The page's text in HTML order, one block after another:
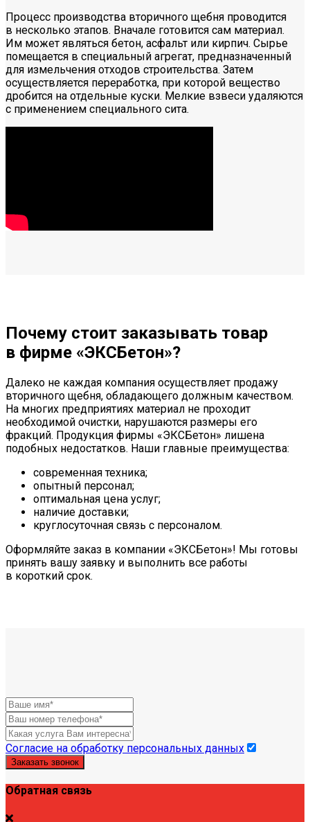
Процесс производства вторичного щебня проводится
в несколько этапов. Вначале готовится сам материал.
Им может являться бетон, асфальт или кирпич. Сырье
помещается в специальный агрегат, предназначенный
для измельчения отходов строительства. Затем
осуществляется переработка, при которой вещество
дробится на отдельные куски. Мелкие взвеси удаляются
с применением специального сита.
Почему стоит заказывать товар
в фирме «ЭКСБетон»?
Далеко не каждая компания осуществляет продажу
вторичного щебня, обладающего должным качеством.
На многих предприятиях материал не проходит
необходимой очистки, нарушаются размеры его
фракций. Продукция фирмы «ЭКСБетон» лишена
подобных недостатков. Наши главные преимущества:
современная техника;
опытный персонал;
оптимальная цена услуг;
наличие доставки;
круглосуточная связь с персоналом.
Оформляйте заказ в компании «ЭКСБетон»! Мы готовы
принять вашу заявку и выполнить все работы
в короткий срок.
Согласие на обработку персональных данных
Заказать звонок
Обратная связь